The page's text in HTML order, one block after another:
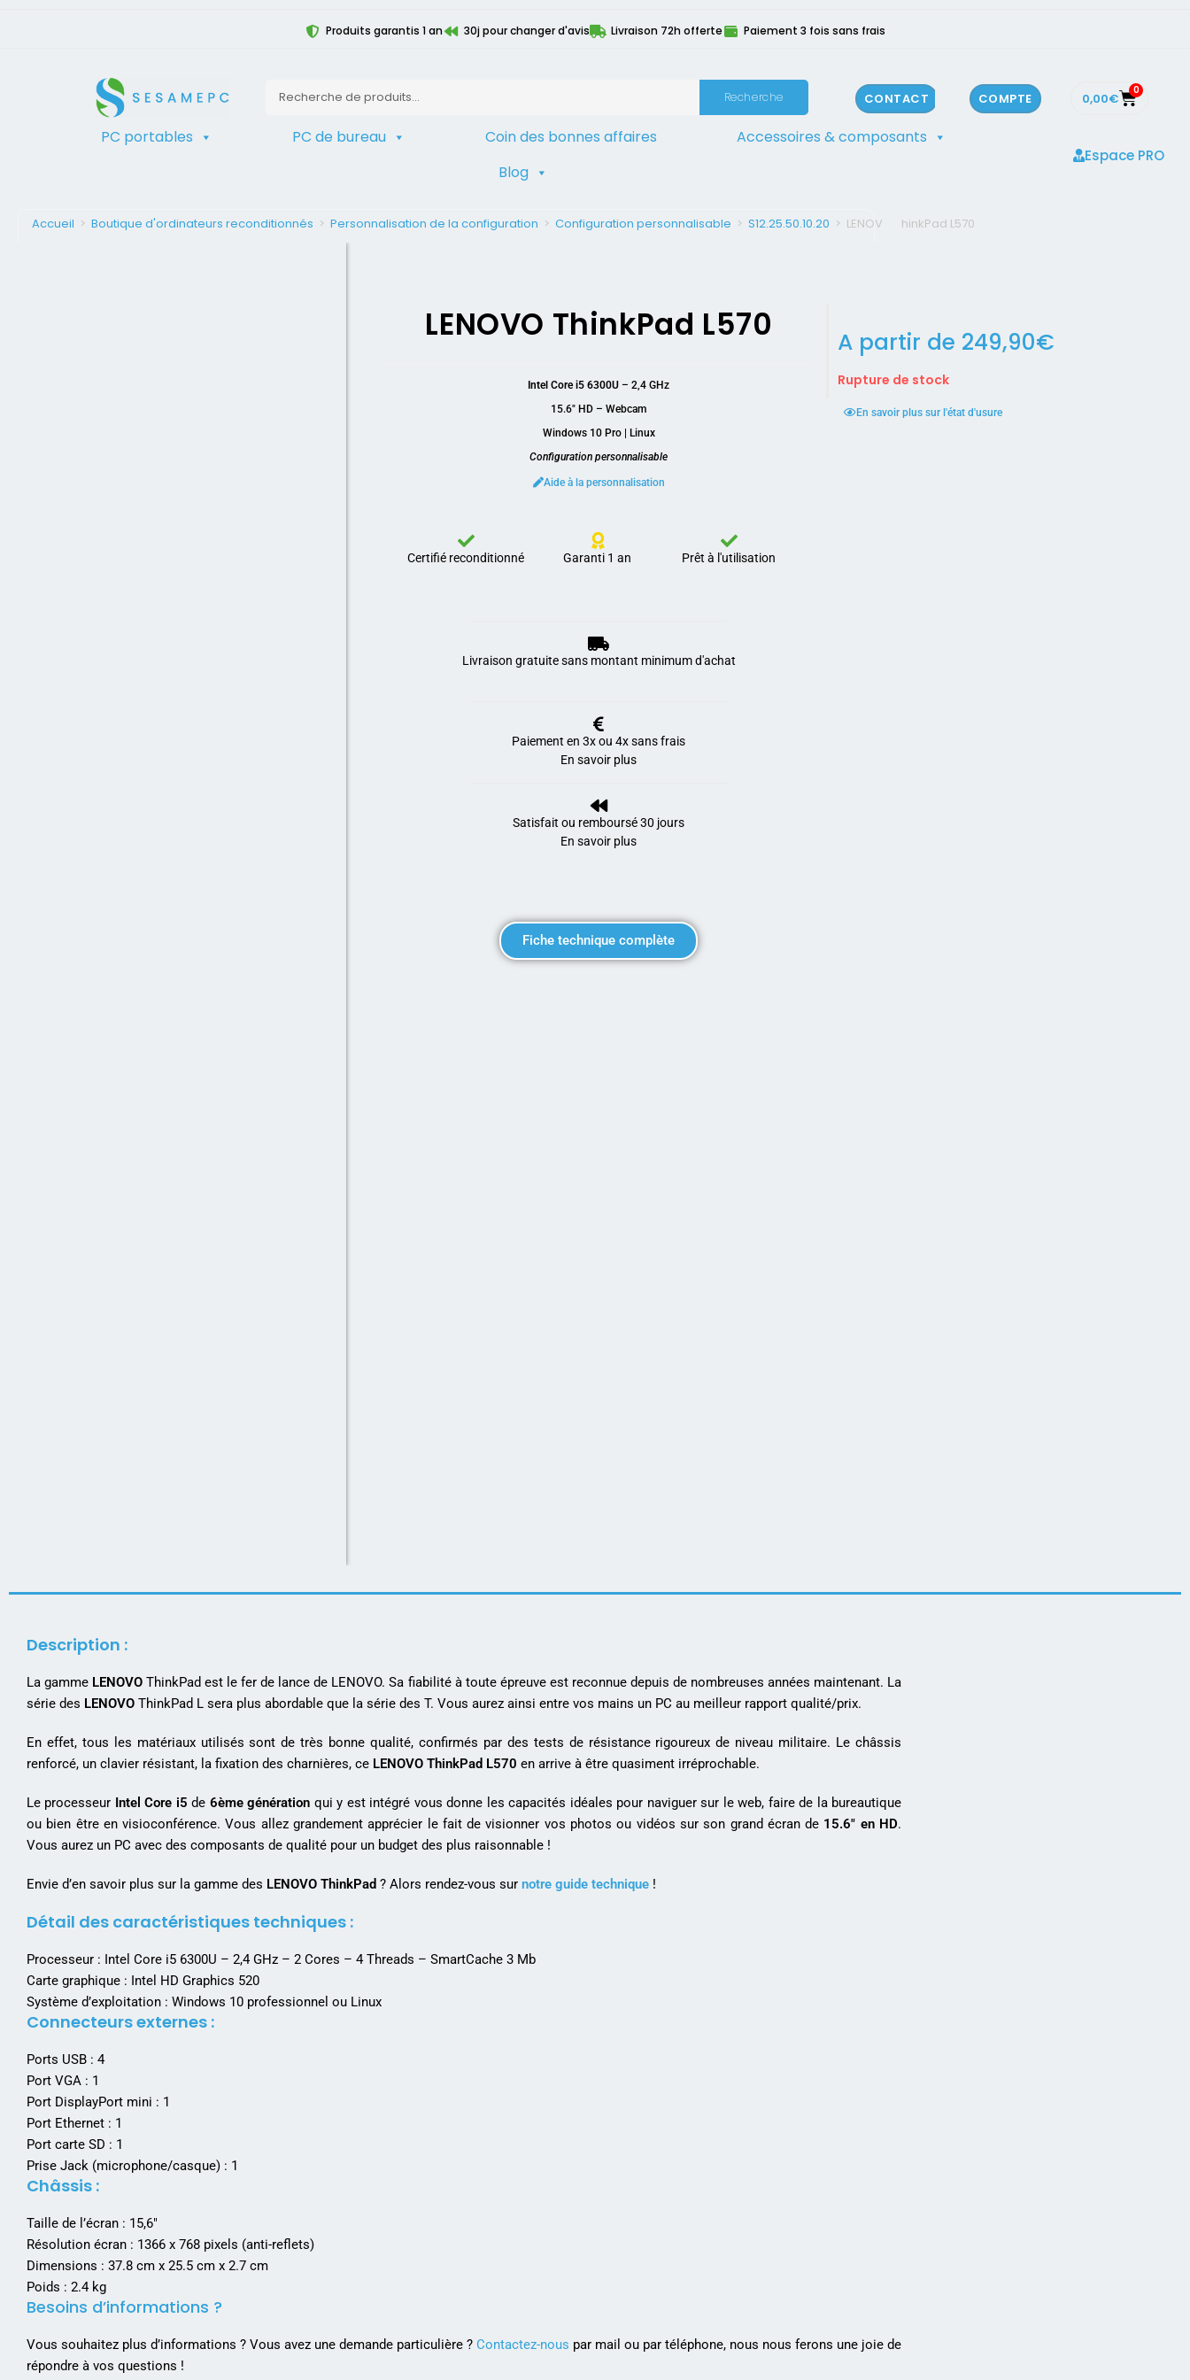
Produits garantis 1 an 30j pour changer d'avis Livraison 72h offerte Paiement 3 fois sans frais
Recherche CONTACT COMPTE 0,00€ 0
PC portables PC de bureau Coin des bonnes affaires
Accessoires & composants
Blog
Espace PRO
Accueil > Boutique d'ordinateurs reconditionnés > Personnalisation de la configuration > Configuration personnalisable > S12.25.50.10.20 > LENOVO ThinkPad L570
LENOVO ThinkPad L570
Intel Core i5 6300U – 2,4 GHz
15.6″ HD – Webcam
Windows 10 Pro | Linux
Configuration personnalisable
Aide à la personnalisation
Certifié reconditionné Garanti 1 an Prêt à l'utilisation
Livraison gratuite sans montant minimum d'achat
Paiement en 3x ou 4x sans frais
En savoir plus
Satisfait ou remboursé 30 jours
En savoir plus
Fiche technique complète
A partir de 249,90€
Rupture de stock
En savoir plus sur l'état d'usure
Description :
La gamme LENOVO ThinkPad est le fer de lance de LENOVO. Sa fiabilité à toute épreuve est reconnue depuis de nombreuses années maintenant. La
série des LENOVO ThinkPad L sera plus abordable que la série des T. Vous aurez ainsi entre vos mains un PC au meilleur rapport qualité/prix.
En effet, tous les matériaux utilisés sont de très bonne qualité, confirmés par des tests de résistance rigoureux de niveau militaire. Le châssis
renforcé, un clavier résistant, la fixation des charnières, ce LENOVO ThinkPad L570 en arrive à être quasiment irréprochable.
Le processeur Intel Core i5 de 6ème génération qui y est intégré vous donne les capacités idéales pour naviguer sur le web, faire de la bureautique
ou bien être en visioconférence. Vous allez grandement apprécier le fait de visionner vos photos ou vidéos sur son grand écran de 15.6″ en HD.
Vous aurez un PC avec des composants de qualité pour un budget des plus raisonnable !
Envie d’en savoir plus sur la gamme des LENOVO ThinkPad ? Alors rendez-vous sur notre guide technique !
Détail des caractéristiques techniques :
Processeur : Intel Core i5 6300U – 2,4 GHz – 2 Cores – 4 Threads – SmartCache 3 Mb
Carte graphique : Intel HD Graphics 520
Système d’exploitation : Windows 10 professionnel ou Linux
Connecteurs externes :
Ports USB : 4
Port VGA : 1
Port DisplayPort mini : 1
Port Ethernet : 1
Port carte SD : 1
Prise Jack (microphone/casque) : 1
Châssis :
Taille de l’écran : 15,6″
Résolution écran : 1366 x 768 pixels (anti-reflets)
Dimensions : 37.8 cm x 25.5 cm x 2.7 cm
Poids : 2.4 kg
Besoins d’informations ?
Vous souhaitez plus d’informations ? Vous avez une demande particulière ? Contactez-nous par mail ou par téléphone, nous nous ferons une joie de
répondre à vos questions !